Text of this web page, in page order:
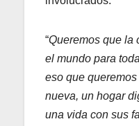
“Queremos que la
el mundo para
eso que
nueva, un hogar
una vida con sus